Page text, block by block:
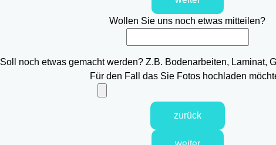
Wollen Sie uns noch etwas mitteilen?
Soll noch etwas gemacht werden? Z.B. Bodenarbeiten, Laminat,
Für den Fall das Sie Fotos hochladen
zurück